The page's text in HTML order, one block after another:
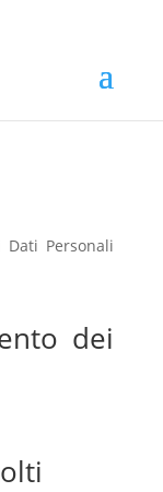
Dati Personali
dei